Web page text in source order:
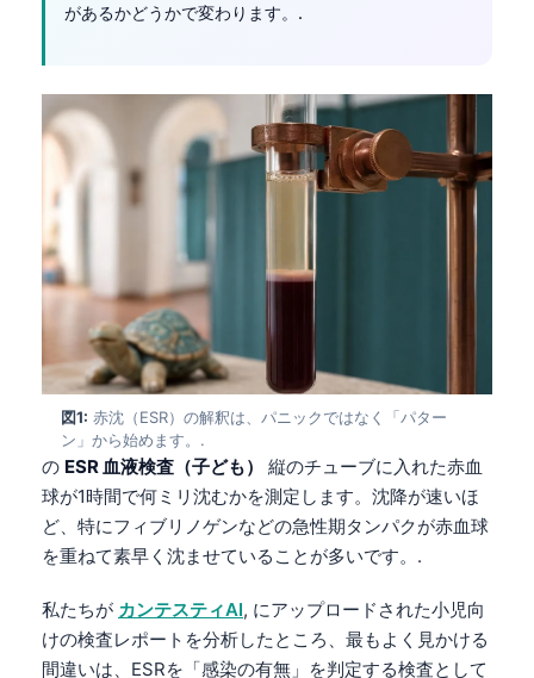
があるかどうかで変わります。.
図1: 赤沈（ESR）の解釈は、パニックではなく「パター
ン」から始めます。.
の ESR 血液検査（子ども）
縦のチューブに入れた赤血
球が1時間で何ミリ沈むかを測定します。沈降が速いほ
ど、特にフィブリノゲンなどの急性期タンパクが赤血球
を重ねて素早く沈ませていることが多いです。.
私たちが カンテスティAI, にアップロードされた小児向
けの検査レポートを分析したところ、最もよく見かける
間違いは、ESRを「感染の有無」を判定する検査として